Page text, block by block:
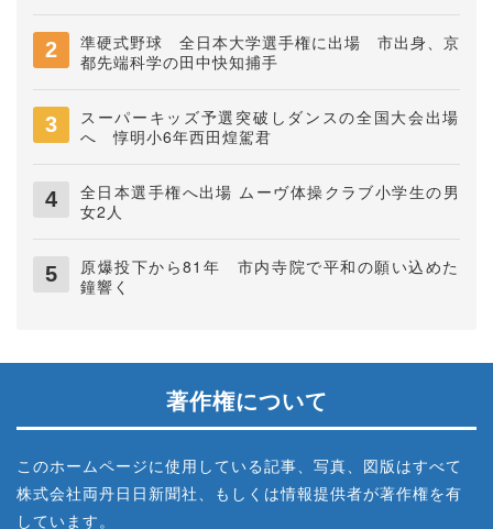
準硬式野球 全日本大学選手権に出場 市出身、京
都先端科学の田中快知捕手
スーパーキッズ予選突破しダンスの全国大会出場
へ 惇明小6年西田煌駕君
全日本選手権へ出場 ムーヴ体操クラブ小学生の男
女2人
原爆投下から81年 市内寺院で平和の願い込めた
鐘響く
著作権について
このホームページに使用している記事、写真、図版はすべて
株式会社両丹日日新聞社、もしくは情報提供者が著作権を有
しています。